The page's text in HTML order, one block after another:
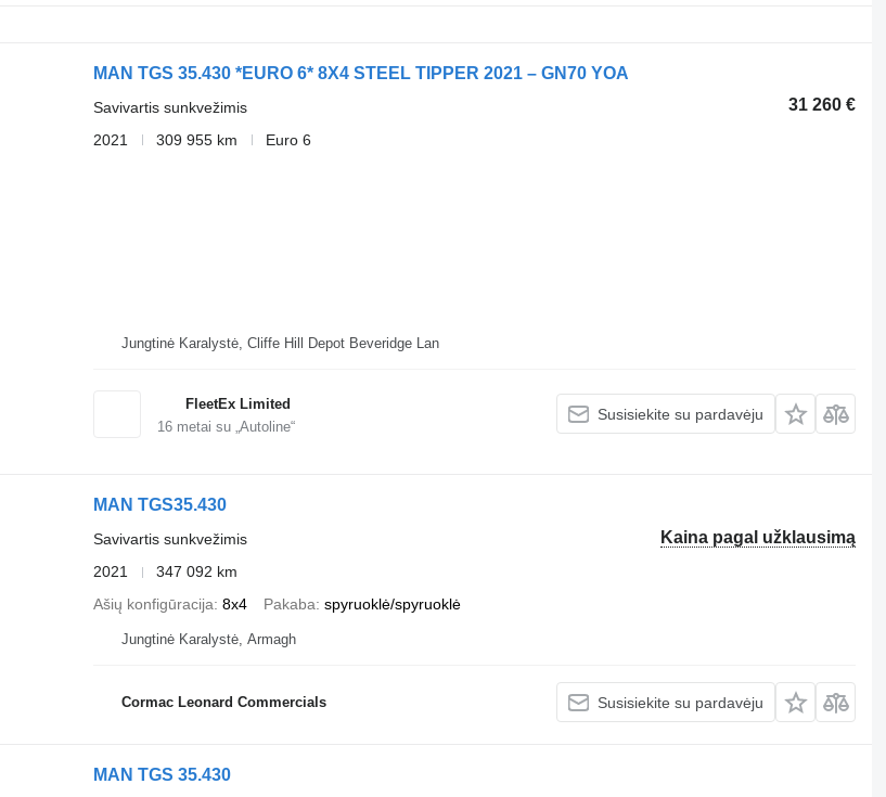
MAN TGS 35.430 *EURO 6* 8X4 STEEL TIPPER 2021 – GN70 YOA
31 260 €
Savivartis sunkvežimis
2021
309 955 km Euro 6
Jungtinė Karalystė, Cliffe Hill Depot Beveridge Lan
FleetEx Limited
16metai su „Autoline“
Susisiekite su pardavėju
MAN TGS35.430
Kaina pagal užklausimą
Savivartis sunkvežimis
2021
347 092 km
Ašių konfigūracija 8x4 Pakaba spyruoklė/spyruoklė
Jungtinė Karalystė, Armagh
Cormac Leonard Commercials Susisiekite su pardavėju
MAN TGS 35.430